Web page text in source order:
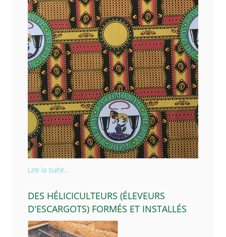
Lire la suite...
DES HÉLICICULTEURS (ÉLEVEURS
D'ESCARGOTS) FORMÉS ET INSTALLÉS